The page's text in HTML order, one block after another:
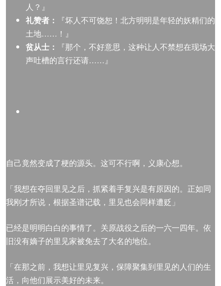
人？』
礼赞者：
『坏人不可饶恕！北方明明是年轻的妖精们的
土地……！』
贫从士：
『那个，不好意思，这种让人不禁想在现场大
声吐槽的言行还请……』
自己竟然变成了梗的源头。这可不行啊，义康心想。
「我想在夺回里见之后，抓紧着手复兴是有原因的。正如同
我刚才所说，根据圣谱记载，里见也会同样遭贬」
已经是明明白白的事情了。关原战役之后的一六一四年。依
旧没有嫡子的里见家被免去了大名的地位。
「在那之前，我想让里见复兴，保障聚集到里见的人们的生
活，向他们展示美好的未来。